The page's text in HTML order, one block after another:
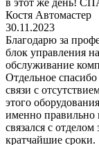
в этот же день!
Костя Автомастер
30.11.2023
Благодарю за
блок управления
обслуживание
Отдельное
связи с
этого
именно правильно
связался с
кратчайшие сроки.